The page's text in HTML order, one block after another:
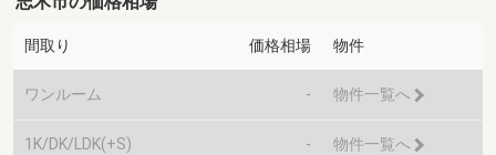
間取り 価格相場 物件
ワンルーム - 物件一覧へ
1K/DK/LDK(+S) - 物件一覧へ